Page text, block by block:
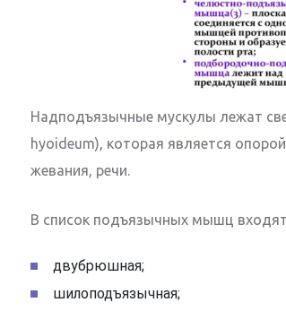
Надподъязычные мускулы лежат
hyoideum), которая является
жевания, речи.
В список подъязычных мышц
двубрюшная;
шилоподъязычная;